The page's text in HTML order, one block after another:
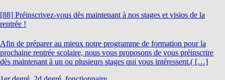
[88] Préinscrivez-vous dès maintenant à nos stages et visios de la
rentrée !
Afin de préparer au mieux notre programme de formation pour la
prochaine rentrée scolaire, nous vous proposons de vous préinscrire
dès maintenant à un ou plusieurs stages qui vous intéressent.( […]